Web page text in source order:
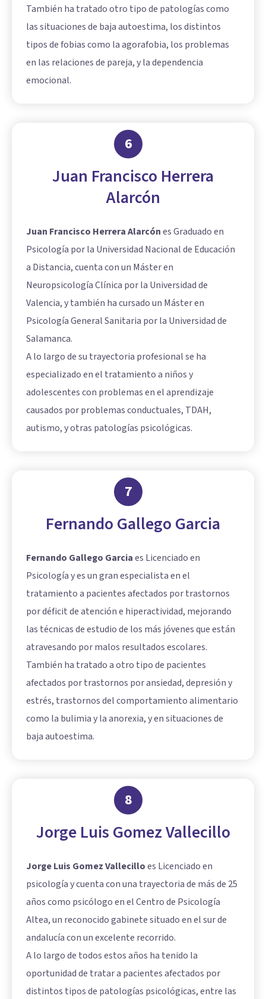
También ha tratado otro tipo de patologías como
las situaciones de baja autoestima, los distintos
tipos de fobias como la agorafobia, los problemas
en las relaciones de pareja, y la dependencia
emocional.
6
Juan Francisco Herrera
Alarcón
Juan Francisco Herrera Alarcónes Graduado en
Psicología por la Universidad Nacional de Educación
a Distancia, cuenta con un Máster en
Neuropsicología Clínica por la Universidad de
Valencia, y también ha cursado un Máster en
Psicología General Sanitaria por la Universidad de
Salamanca.
A lo largo de su trayectoria profesional se ha
especializado en el tratamiento a niños y
adolescentes con problemas en el aprendizaje
causados por problemas conductuales, TDAH,
autismo, y otras patologías psicológicas.
7
Fernando Gallego Garcia
Fernando Gallego Garciaes Licenciado en
Psicología y es un gran especialista en el
tratamiento a pacientes afectados por trastornos
por déficit de atención e hiperactividad, mejorando
las técnicas de estudio de los más jóvenes que están
atravesando por malos resultados escolares.
También ha tratado a otro tipo de pacientes
afectados por trastornos por ansiedad, depresión y
estrés, trastornos del comportamiento alimentario
como la bulimia y la anorexia, y en situaciones de
baja autoestima.
8
Jorge Luis Gomez Vallecillo
Jorge Luis Gomez Vallecilloes Licenciado en
psicología y cuenta con una trayectoria de más de 25
años como psicólogo en el Centro de Psicología
Altea, un reconocido gabinete situado en el sur de
andalucía con un excelente recorrido.
A lo largo de todos estos años ha tenido la
oportunidad de tratar a pacientes afectados por
distintos tipos de patologías psicológicas, entre las